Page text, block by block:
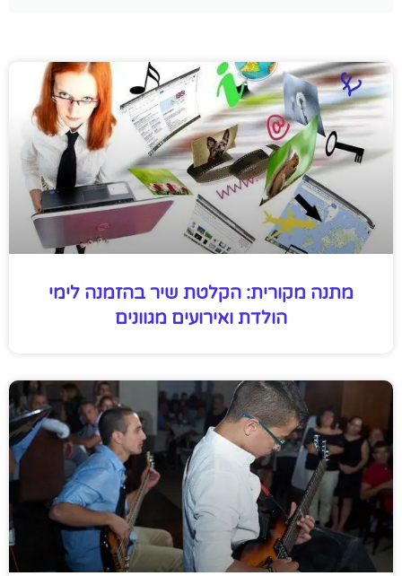
מתנה מקורית: הקלטת שיר בהזמנה לימי
הולדת ואירועים מגוונים